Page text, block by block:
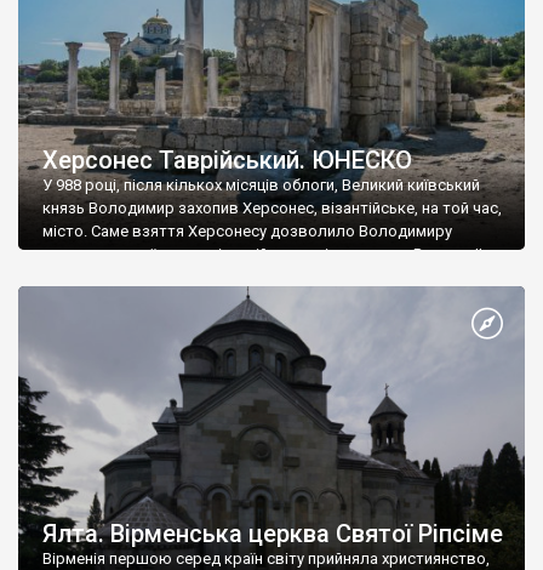
Херсонес Таврійський. ЮНЕСКО
У 988 році, після кількох місяців облоги, Великий київський
князь Володимир захопив Херсонес, візантійське, на той час,
місто. Саме взяття Херсонесу дозволило Володимиру
диктувати свої умови візантійському імператору Василю ІІ, та
Херсонесі Володимир-язичник, став Василем-християнином.
А потім було Хрещення Русі. На честь Херсонесу Таврійського
Ялта. Вірменська церква Святої Ріпсіме
Вірменія першою серед країн світу прийняла християнство,